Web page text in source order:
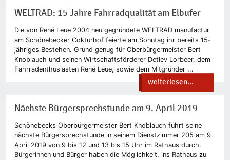
WELTRAD: 15 Jahre Fahrradqualität am Elbufer
Die von René Leue 2004 neu gegründete WELTRAD manufactur
am Schönebecker Cokturhof feierte am Sonntag ihr bereits 15-
jähriges Bestehen. Grund genug für Oberbürgermeister Bert
Knoblauch und seinen Wirtschaftsförderer Detlev Lorbeer, dem
Fahrradenthusiasten René Leue, sowie dem Mitgründer ...
weiterlesen...
Nächste Bürgersprechstunde am 9. April 2019
Schönebecks Oberbürgermeister Bert Knoblauch führt seine
nächste Bürgersprechstunde in seinem Dienstzimmer 205 am 9.
April 2019 von 9 bis 12 und 13 bis 15 Uhr im Rathaus durch.
Bürgerinnen und Bürger haben die Möglichkeit, ins Rathaus zu